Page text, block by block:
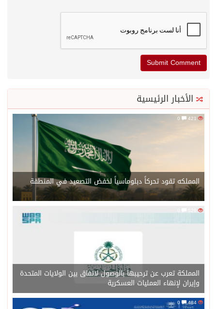
الأخبار الرئيسية
المملكه تقود تحركاً دبلوماسياً لخفض التصعيد في المنطقة
526
المملكة تعرب عن ترحيبها بالوصول لاتفاق بين الولايات المتحدة
وإيران لإنهاء العمليات العسكرية
484